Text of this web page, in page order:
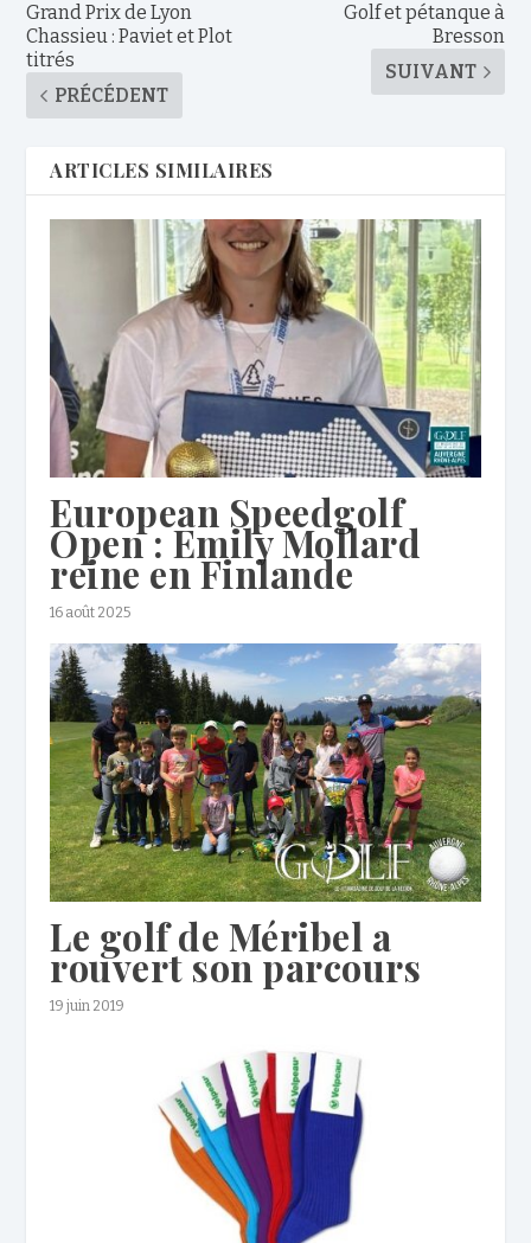
Grand Prix de Lyon
Chassieu : Paviet et Plot
titrés
PRÉCÉDENT
Golf et pétanque à
Bresson
SUIVANT
ARTICLES SIMILAIRES
European Speedgolf
Open : Emily Mollard
reine en Finlande
16 août 2025
Le golf de Méribel a
rouvert son parcours
19 juin 2019